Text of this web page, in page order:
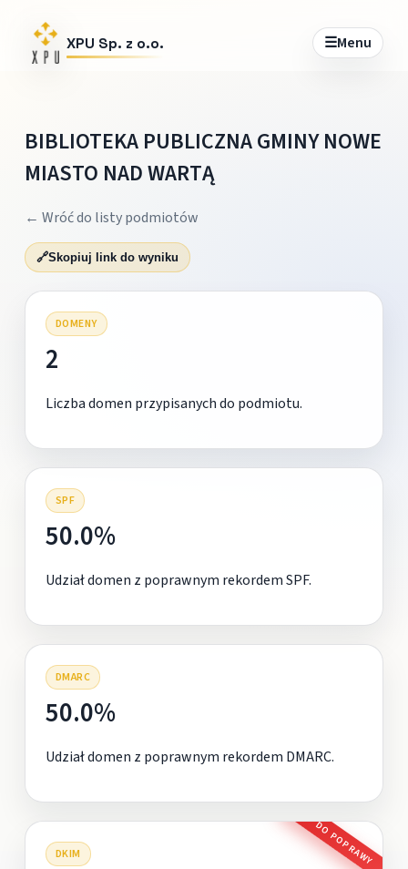
XPU Sp. z o.o. ☰Menu
BIBLIOTEKA PUBLICZNA GMINY NOWE
MIASTO NAD WARTĄ
← Wróć do listy podmiotów
🔗Skopiuj link do wyniku
DOMENY
2
Liczba domen przypisanych do podmiotu.
SPF
50.0%
Udział domen z poprawnym rekordem SPF.
DMARC
50.0%
Udział domen z poprawnym rekordem DMARC.
DKIM DO POPRAWY